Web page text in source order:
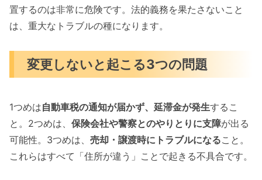
置するのは非常に危険です。法的義務を果たさないこと
は、重大なトラブルの種になります。
変更しないと起こる3つの問題
1つめは自動車税の通知が届かず、延滞金が発生するこ
と。2つめは、 保険会社や警察とのやりとりに支障が出る
可能性。3つめは、 売却・譲渡時にトラブルになること。
これらはすべて「住所が違う」ことで起きる不具合です。